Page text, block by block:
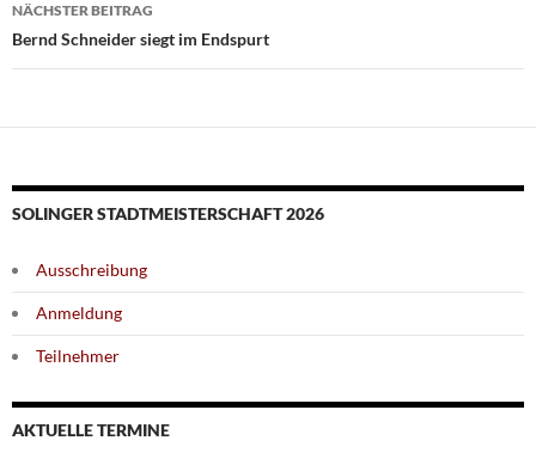
NÄCHSTER BEITRAG
Bernd Schneider siegt im Endspurt
SOLINGER STADTMEISTERSCHAFT 2026
Ausschreibung
Anmeldung
Teilnehmer
AKTUELLE TERMINE